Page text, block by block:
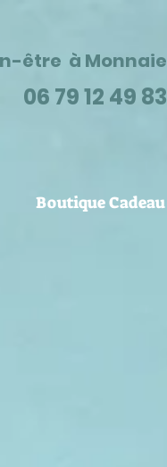
être à Monnaie
06 79 12 49 83
Boutique Cadeau